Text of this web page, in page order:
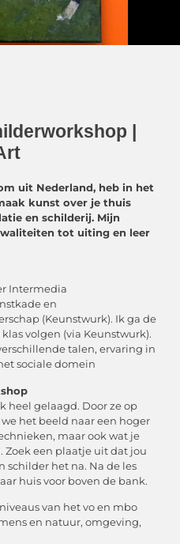
|
uit Nederland, heb in het
kunst over je thuis
en schilderij. Mijn
tot uiting en leer
Intermedia
en
(Keunstwurk). Ik ga de
volgen (via Keunstwurk).
talen, ervaring in
sociale domein
heel gelaagd. Door ze op
het beeld naar een hoger
maar ook wat je
een plaatje uit dat jou
schilder het na. Na de les
huis voor boven de bank.
van het vo en mbo
en natuur, omgeving,